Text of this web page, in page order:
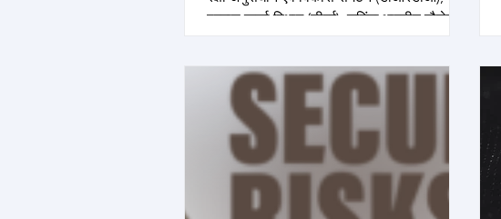
परमाणु ऊर्जा विभाग (डीएई), चुनिंदा भारतीय नौसेना